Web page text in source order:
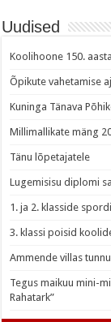
Uudised
Koolihoone 150.
Õpikute vahetamise
Kuninga Tänava
Millimallikate mäng
Tänu lõpetajatele
Lugemisisu diplomi
1. ja 2. klasside
3. klassi poisid
Ammende villas
Tegus maikuu mini-
Rahatark”